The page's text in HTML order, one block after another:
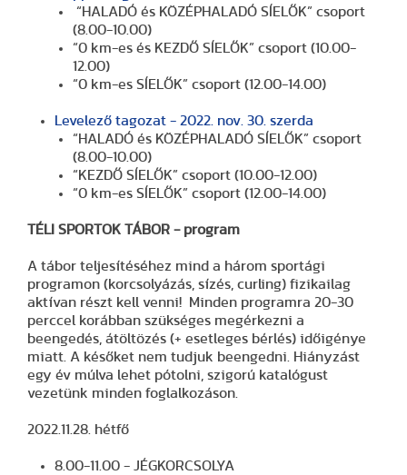
“HALADÓ és KÖZÉPHALADÓ SÍELŐK” csoport
(8.00-10.00)
“0 km-es és KEZDŐ SÍELŐK” csoport (10.00-
12.00)
“0 km-es SÍELŐK” csoport (12.00-14.00)
Levelező tagozat - 2022. nov. 30. szerda
“HALADÓ és KÖZÉPHALADÓ SÍELŐK” csoport
(8.00-10.00)
“KEZDŐ SÍELŐK” csoport (10.00-12.00)
“0 km-es SÍELŐK” csoport (12.00-14.00)
TÉLI SPORTOK TÁBOR - program
A tábor teljesítéséhez mind a három sportági
programon (korcsolyázás, sízés, curling) fizikailag
aktívan részt kell venni! Minden programra 20-30
perccel korábban szükséges megérkezni a
beengedés, átöltözés (+ esetleges bérlés) időigénye
miatt. A későket nem tudjuk beengedni. Hiányzást
egy év múlva lehet pótolni, szigorú katalógust
vezetünk minden foglalkozáson.
2022.11.28. hétfő
8.00-11.00 - JÉGKORCSOLYA